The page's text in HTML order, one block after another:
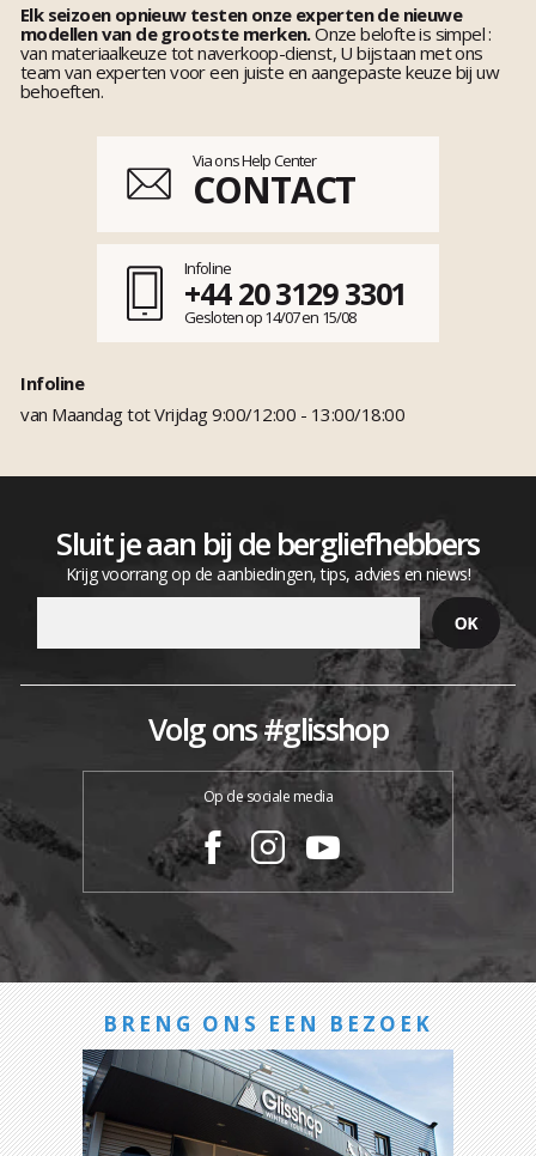
Elk seizoen opnieuw testen onze experten de nieuwe
modellen van de grootste merken.Onze belofte is simpel :
van materiaalkeuze tot naverkoop-dienst, U bijstaan met ons
team van experten voor een juiste en aangepaste keuze bij uw
behoeften.
Via ons Help Center
CONTACT
Infoline
+44 20 3129 3301
Gesloten op 14/07 en 15/08
Infoline
van Maandag tot Vrijdag 9:00/12:00 - 13:00/18:00
Sluit je aan bij de bergliefhebbers
Krijg voorrang op de aanbiedingen, tips, advies en niews!
Volg ons #glisshop
Op de sociale media
BRENG ONS EEN BEZOEK